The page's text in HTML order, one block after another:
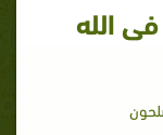
فى الله